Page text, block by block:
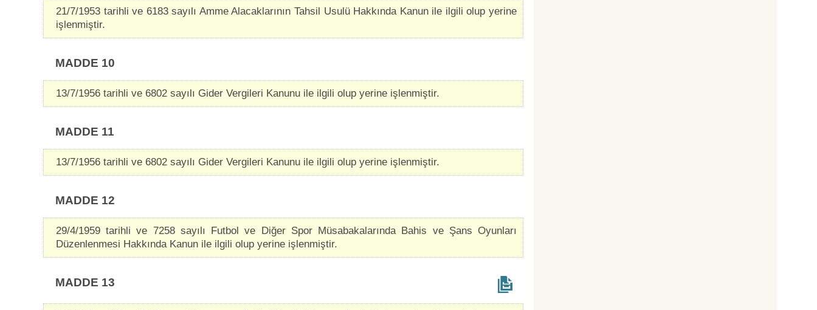
21/7/1953 tarihli ve 6183 sayılı Amme Alacaklarının Tahsil Usulü Hakkında Kanun ile ilgili olup yerine
işlenmiştir.
MADDE 10
13/7/1956 tarihli ve 6802 sayılı Gider Vergileri Kanunu ile ilgili olup yerine işlenmiştir.
MADDE 11
13/7/1956 tarihli ve 6802 sayılı Gider Vergileri Kanunu ile ilgili olup yerine işlenmiştir.
MADDE 12
29/4/1959 tarihli ve 7258 sayılı Futbol ve Diğer Spor Müsabakalarında Bahis ve Şans Oyunları
Düzenlenmesi Hakkında Kanun ile ilgili olup yerine işlenmiştir.
MADDE 13